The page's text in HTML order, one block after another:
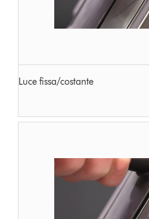
Luce fissa/costante